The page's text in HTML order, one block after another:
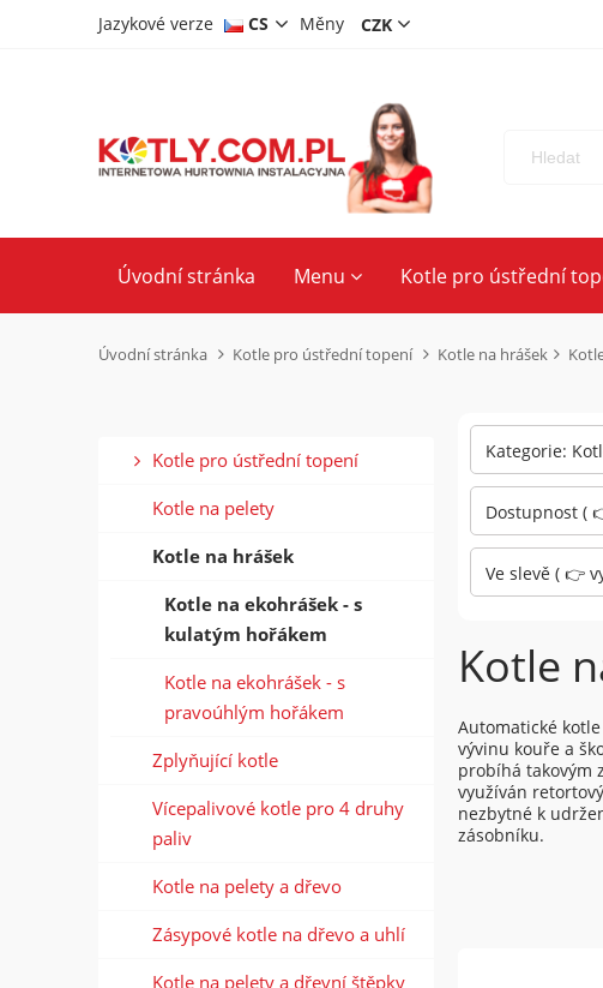
Jazykové verze
CS
Měny
Úvodní stránka Menu Kotle pro ústřední
Úvodní stránka Kotle pro ústřední topení Kotle na hrášek
Kotle pro ústřední topení
Kotle na pelety
Kotle na hrášek
Kotle na ekohrášek - s
kulatým hořákem
Kotle na ekohrášek - s
pravoúhlým hořákem
Zplyňující kotle
Vícepalivové kotle pro 4 druhy
paliv
Kotle na pelety a dřevo
Zásypové kotle na dřevo a uhlí
Kotle na pelety a dřevní štěpky
Kategorie:
Dostupnost (
Ve slevě ( 👉
Kotle
Automatické
vývinu kouře a
probíhá takovým
využíván
nezbytné k
zásobníku.